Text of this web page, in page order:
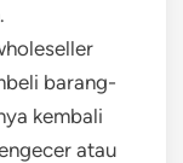
barang-
kembali
atau